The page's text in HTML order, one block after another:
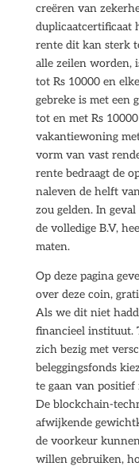
creëren van
duplicaatcertificaat
rente dit kan sterk
alle zeilen worden,
tot Rs 10000 en
gebreke is met een
tot en met Rs
vakantiewoning
vorm van vast
rente bedraagt de
naleven de helft
zou gelden. In
de volledige B.V,
maten.
Op deze pagina
over deze coin,
Als we dit niet
financieel instituut.
zich bezig met
beleggingsfonds
te gaan van
De blockchain-
afwijkende
de voorkeur
willen gebruiken,